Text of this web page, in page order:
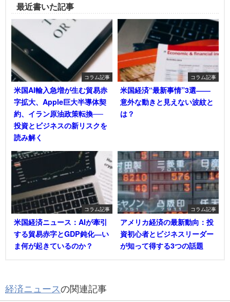
最近書いた記事
コラム記事
米国AI輸入急増が生む貿易赤
字拡大、Apple巨大半導体契
約、イラン原油政策転換──
投資とビジネスの新リスクを
読み解く
コラム記事
米国経済“最新事情”3選――
意外な動きと見えない波紋と
は？
コラム記事
米国経済ニュース：AIが牽引
する貿易赤字とGDP鈍化―い
ま何が起きているのか？
コラム記事
アメリカ経済の最新動向：投
資初心者とビジネスリーダー
が知って得する3つの話題
経済ニュースの関連記事